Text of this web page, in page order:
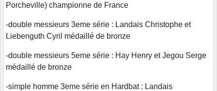
Porcheville) championne de France
-double messieurs 3eme série : Landais Christophe et
Liebenguth Cyril médaillé de bronze
-double messieurs 5eme série : Hay Henry et Jegou Serge
médaillé de bronze
-simple homme 3eme série en Hardbat : Landais